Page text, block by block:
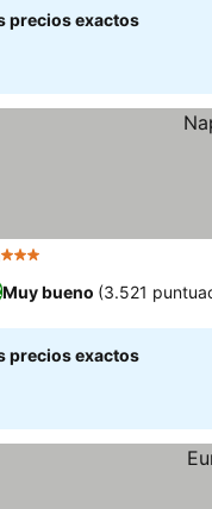
precios exactos
3 Estrellas
Muy bueno (3.521
precios exactos